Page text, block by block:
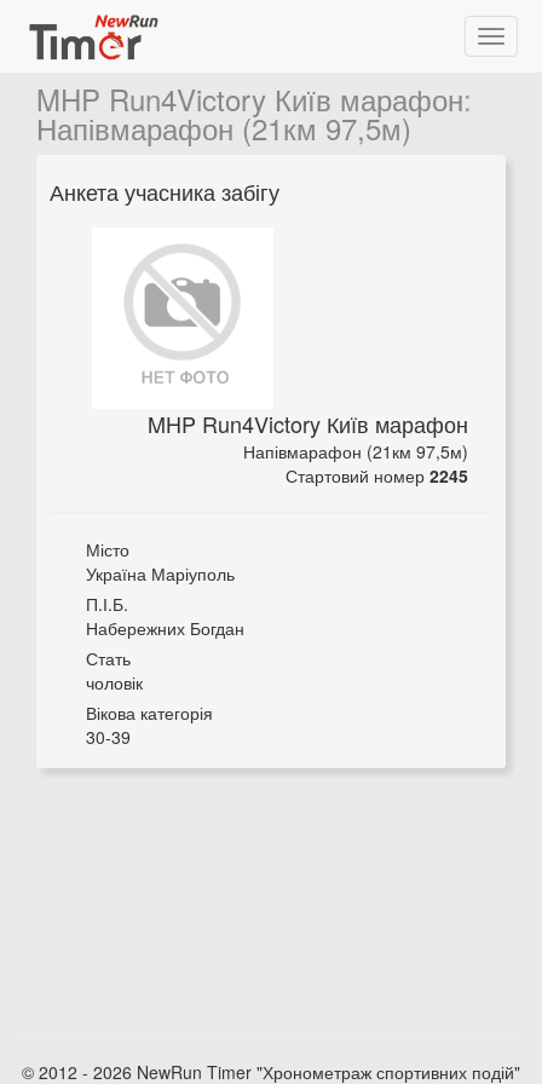
MHP Run4Victory Київ марафон:
Напівмарафон (21км 97,5м)
Анкета учасника забігу
MHP Run4Victory Київ марафон
Напівмарафон (21км 97,5м)
Стартовий номер 2245
Місто
Україна Маріуполь
П.І.Б.
Набережних Богдан
Стать
чоловік
Вікова категорія
30-39
© 2012 - 2026 NewRun Timer "Хронометраж спортивних подій"